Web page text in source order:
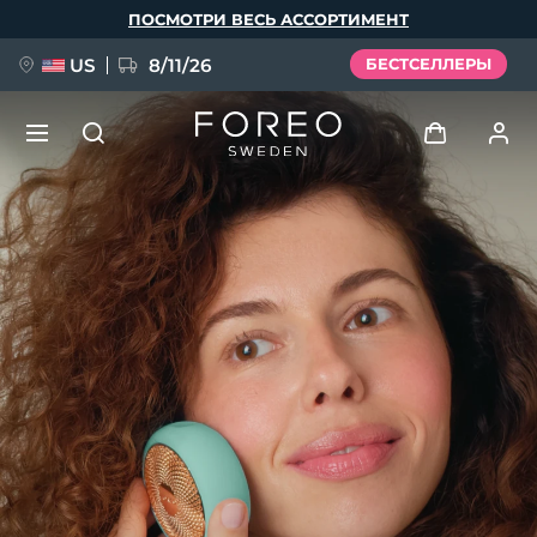
ПОСМОТРИ ВЕСЬ АССОРТИМЕНТ
US 8/11/26 БЕСТСЕЛЛЕРЫ
Войти
Профиль пользователя
Мои приборы
Мои заказы
Мои адреса
Мои подписки
НОВИНКА
FAQ™ Pure Beauty-Tech Elixir
BREAKING NEWS
issa™ Teeth Whitening Set
Язык
English Deutsch
Español
Français
Italiano
Português
Polski
Svenska
Русский
Türkçe
简体中文 繁體中文